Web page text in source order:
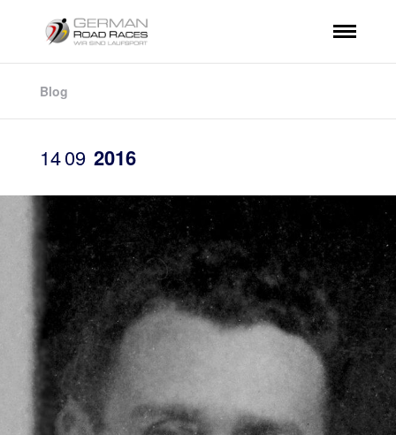
Blog
1409 2016